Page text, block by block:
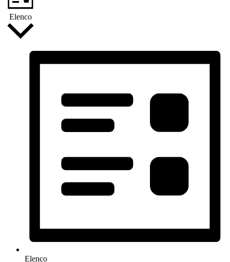
Elenco
Elenco